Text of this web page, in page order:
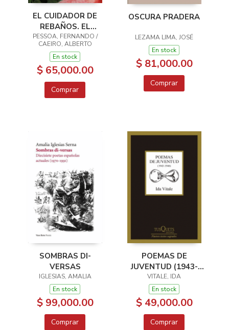
EL CUIDADOR DE
REBAÑOS. EL
PASTOR AMOROSO
PESSOA, FERNANDO /
CAEIRO, ALBERTO
En stock
$ 65,000.00
Comprar
OSCURA PRADERA
LEZAMA LIMA, JOSÉ
En stock
$ 81,000.00
Comprar
SOMBRAS DI-
VERSAS
IGLESIAS, AMALIA
En stock
$ 99,000.00
Comprar
POEMAS DE
JUVENTUD (1943-
1946)
VITALE, IDA
En stock
$ 49,000.00
Comprar